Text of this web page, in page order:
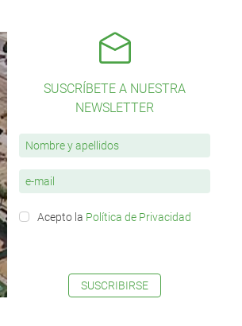
SUSCRÍBETE A NUESTRA
NEWSLETTER
Acepto la Política de Privacidad
SUSCRIBIRSE